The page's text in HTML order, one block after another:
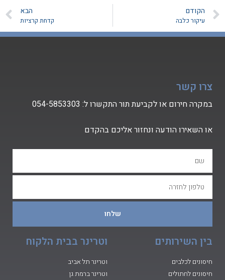
הקודם
עיקור כלבה
הבא
קדחת קרציות
צרו קשר
במקרה חירום או לקביעת תור התקשרו ל: 054-5853303
או השאירו הודעה ונחזור אליכם בהקדם
שלחו
בין השירותים
חיסונים לכלבים
חיסונים לחתולים
וטרינר בבית הלקוח
וטרינר תל אביב
וטרינר ברמת גן